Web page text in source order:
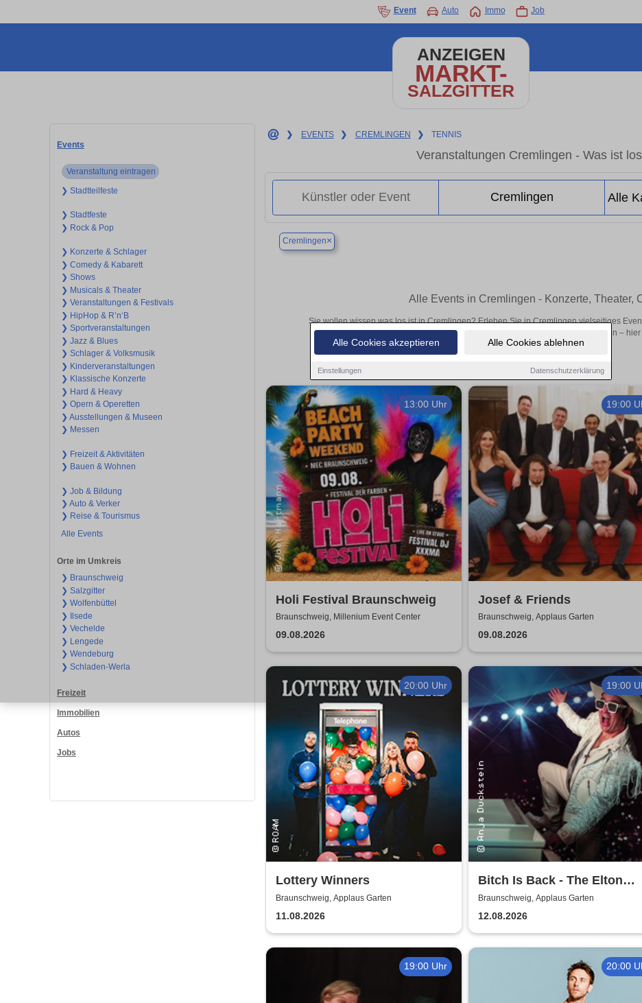
Alle Cookies akzeptieren Alle Cookies ablehnen
Einstellungen Datenschutzerklärung
Event Auto Immo Job
ANZEIGEN
MARKT-
SALZGITTER
Events
Veranstaltung eintragen
❯ Stadtteilfeste
❯ Stadtfeste
❯ Rock & Pop
❯ Konzerte & Schlager
❯ Comedy & Kabarett
❯ Shows
❯ Musicals & Theater
❯ Veranstaltungen & Festivals
❯ HipHop & R’n‘B
❯ Sportveranstaltungen
❯ Jazz & Blues
❯ Schlager & Volksmusik
❯ Kinderveranstaltungen
❯ Klassische Konzerte
❯ Hard & Heavy
❯ Opern & Operetten
❯ Ausstellungen & Museen
❯ Messen
❯ Freizeit & Aktivitäten
❯ Bauen & Wohnen
❯ Job & Bildung
❯ Auto & Verker
❯ Reise & Tourismus
Alle Events
Orte im Umkreis
❯ Braunschweig
❯ Salzgitter
❯ Wolfenbüttel
❯ Ilsede
❯ Vechelde
❯ Lengede
❯ Wendeburg
❯ Schladen-Werla
Freizeit
Immobilien
Autos
Jobs
❯ EVENTS ❯ CREMLINGEN ❯ TENNIS
Veranstaltungen Cremlingen - Was ist
Cremlingen×
Alle Events in Cremlingen - Konzerte, Theater,
Sie wollen wissen was los ist in Cremlingen? Erleben Sie in Cremlingen vielseitiges
Theateraufführungen oder aufregende Veranstaltungen in Cremlingen –
13:00 Uhr
Holi Festival Braunschweig
Braunschweig, Millenium Event Center
09.08.2026
19:00
Josef & Friends
Braunschweig, Applaus Garten
09.08.2026
20:00 Uhr
Lottery Winners
Braunschweig, Applaus Garten
11.08.2026
19:00
Bitch Is Back - The Elton
John Show
Braunschweig, Applaus Garten
12.08.2026
19:00 Uhr 20:00